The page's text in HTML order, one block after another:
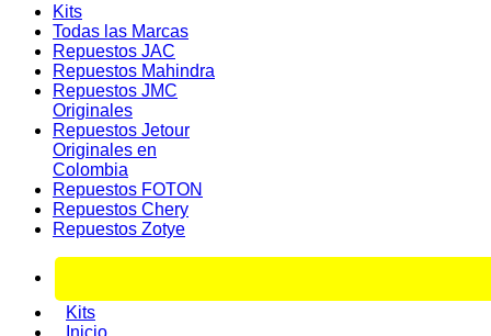
Kits
Todas las Marcas
Repuestos JAC
Repuestos Mahindra
Repuestos JMC
Originales
Repuestos Jetour
Originales en
Colombia
Repuestos FOTON
Repuestos Chery
Repuestos Zotye
Kits
Inicio